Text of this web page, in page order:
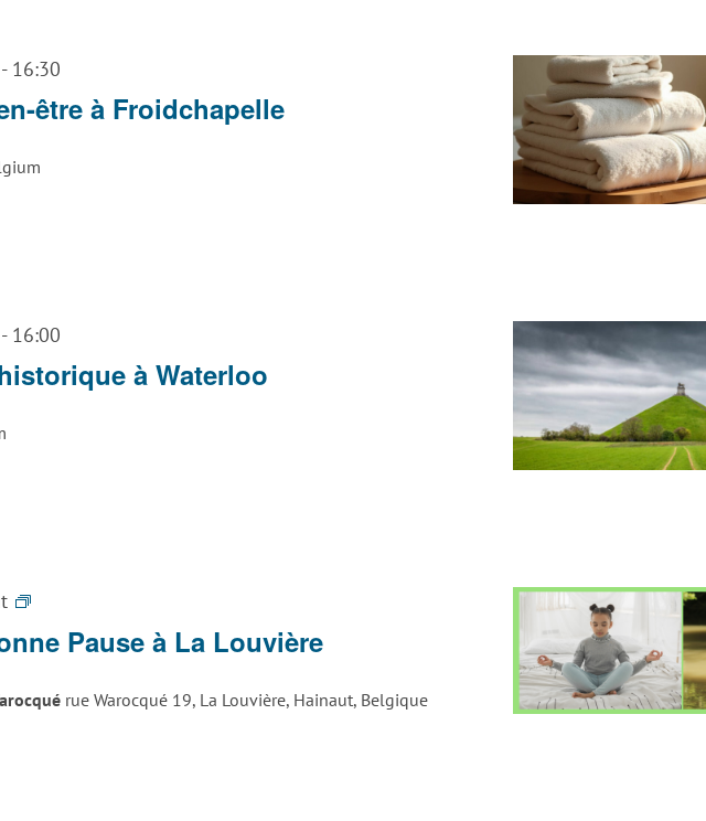
- 16:30
être à Froidchapelle
- 16:00
à Waterloo
Stage
Attack
Louvière
Pause à La Louvière
rue Warocqué 19, La Louvière, Hainaut, Belgique